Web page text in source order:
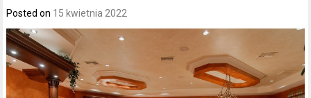
Posted on 15 kwietnia 2022